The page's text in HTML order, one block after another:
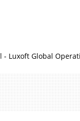
Luxoft Global